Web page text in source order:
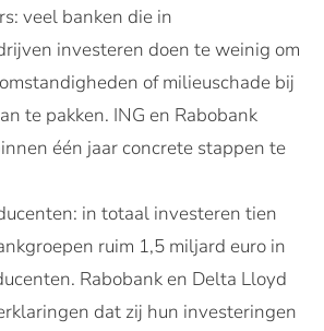
veel banken die in
investeren doen te weinig om
of milieuschade bij
te pakken. ING en Rabobank
één jaar concrete stappen te
in totaal investeren tien
ruim 1,5 miljard euro in
Rabobank en Delta Lloyd
dat zij hun investeringen